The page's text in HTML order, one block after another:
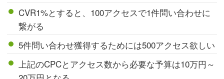
CVR1%とすると、100アクセスで1件問い合わせに
繋がる
5件問い合わせ獲得するためには500アクセス欲しい
上記のCPCとアクセス数から必要な予算は10万円～